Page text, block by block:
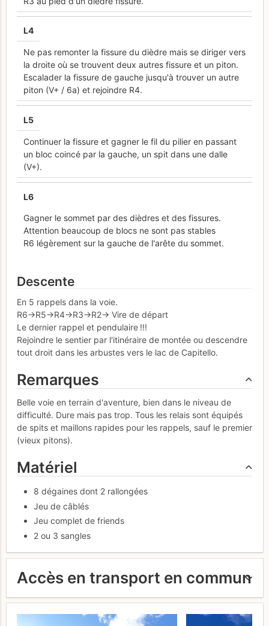
L4
Ne pas remonter la fissure du dièdre mais se diriger vers
la droite où se trouvent deux autres fissure et un piton.
Escalader la fissure de gauche jusqu'à trouver un autre
piton (V+ / 6a) et rejoindre R4.
L5
Continuer la fissure et gagner le fil du pilier en passant
un bloc coincé par la gauche, un spit dans une dalle
(V+).
L6
Gagner le sommet par des dièdres et des fissures.
Attention beaucoup de blocs ne sont pas stables
R6 légèrement sur la gauche de l'arête du sommet.
Descente
En 5 rappels dans la voie.
R6->R5->R4->R3->R2-> Vire de départ
Le dernier rappel et pendulaire !!!
Rejoindre le sentier par l'itinéraire de montée ou descendre
tout droit dans les arbustes vers le lac de Capitello.
Remarques
Belle voie en terrain d'aventure, bien dans le niveau de
difficulté. Dure mais pas trop. Tous les relais sont équipés
de spits et maillons rapides pour les rappels, sauf le premier
(vieux pitons).
Matériel
8 dégaines dont 2 rallongées
Jeu de câblés
Jeu complet de friends
2 ou 3 sangles
Accès en transport en commun